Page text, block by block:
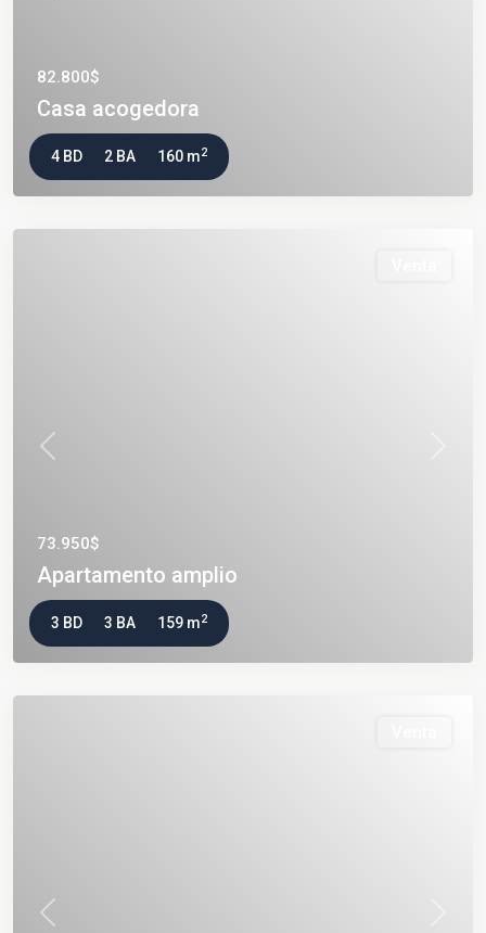
82.800$
Casa acogedora
4 BD 2 BA 160 m2
Previous
73.950$
Apartamento amplio
3 BD 3 BA 159 m2
Previous